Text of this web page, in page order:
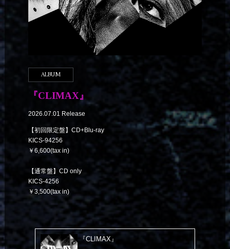
ALBUM
『CLIMAX』
2026.07.01 Release
【初回限定盤】CD+Blu-ray
KICS-94256
￥6,600(tax in)
【通常盤】CD only
KICS-4256
￥3,500(tax in)
『CLIMAX』